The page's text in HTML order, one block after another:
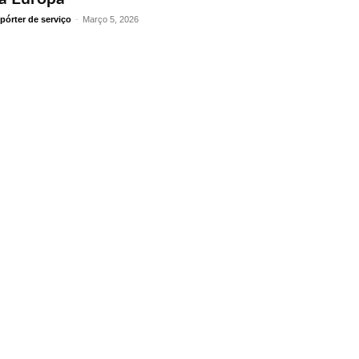
de serviço - Março 5, 2026